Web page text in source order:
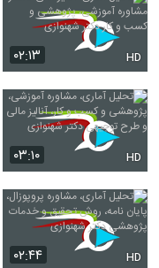
۰۲:۱۳ HD
۰۳:۱۰ HD
۰۲:۴۴ HD